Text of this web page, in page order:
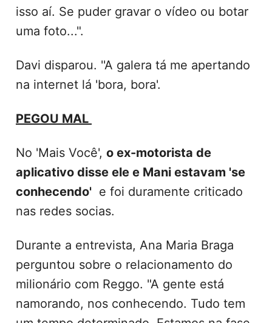
isso aí. Se puder gravar o vídeo ou botar
uma foto...".
Davi disparou. ''A galera tá me apertando
na internet lá 'bora, bora'.
PEGOU MAL
No 'Mais Você', o ex-motorista de
aplicativo disse ele e Mani estavam 'se
conhecendo' e foi duramente criticado
nas redes socias.
Durante a entrevista, Ana Maria Braga
perguntou sobre o relacionamento do
milionário com Reggo. "A gente está
namorando, nos conhecendo. Tudo tem